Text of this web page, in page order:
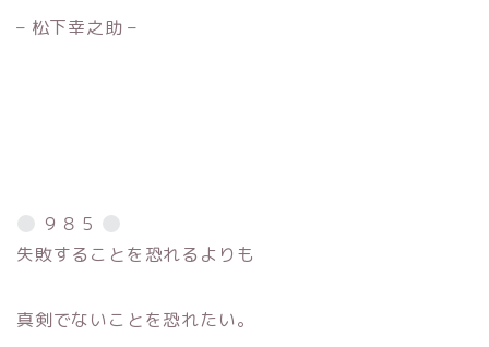
– 松下幸之助 –
９８５
失敗することを恐れるよりも
真剣でないことを恐れたい。